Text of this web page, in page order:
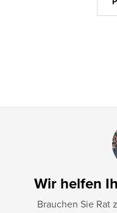
Wir helfen
Brauchen Sie Rat